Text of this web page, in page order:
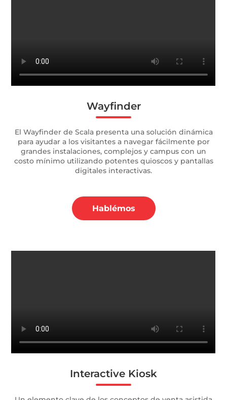
Wayfinder
El Wayfinder de Scala presenta una solución dinámica
para ayudar a los visitantes a navegar fácilmente por
grandes instalaciones, complejos y campus con un
costo mínimo utilizando potentes quioscos y pantallas
digitales interactivas.
Hablémos
Interactive Kiosk